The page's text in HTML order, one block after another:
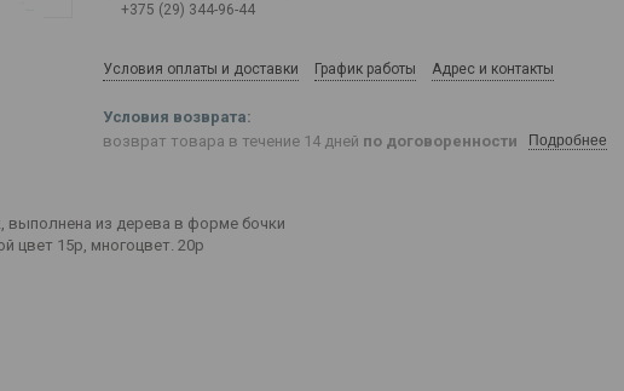
+375 (29) 344-96-44
Условия оплаты и доставки График работы Адрес и контакты
возврат товара в течение 14 дней по договоренности Подробнее
из дерева в форме бочки
цвет 15р, многоцвет. 20р